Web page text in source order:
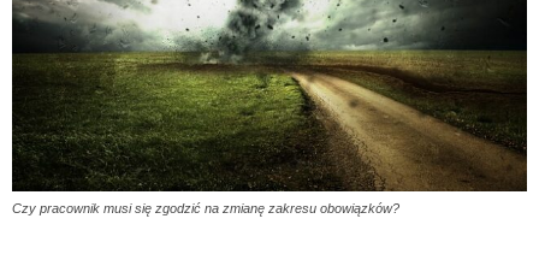
Czy pracownik musi się zgodzić na zmianę zakresu obowiązków?